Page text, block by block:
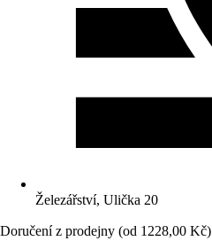
Železářství, Ulička 20
Doručení z prodejny (od 1228,00 Kč)